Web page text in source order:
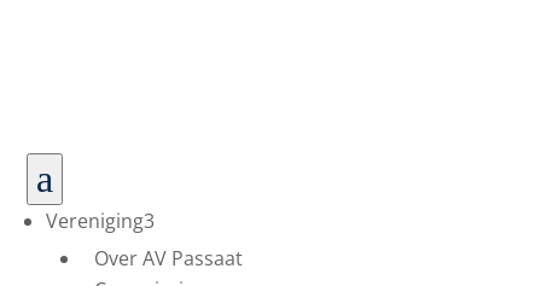
a
Vereniging3
Over AV Passaat